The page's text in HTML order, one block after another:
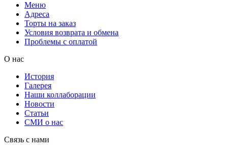
Меню
Адреса
Торты на заказ
Условия возврата и обмена
Проблемы с оплатой
О нас
История
Галерея
Наши коллаборации
Новости
Статьи
СМИ о нас
Связь с нами